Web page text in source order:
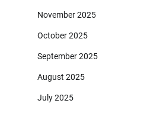
November 2025
October 2025
September 2025
August 2025
July 2025